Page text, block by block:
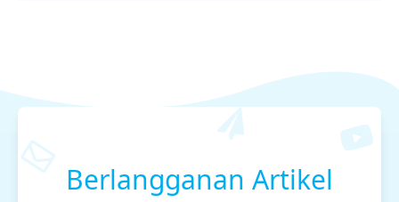
Berlangganan Artikel